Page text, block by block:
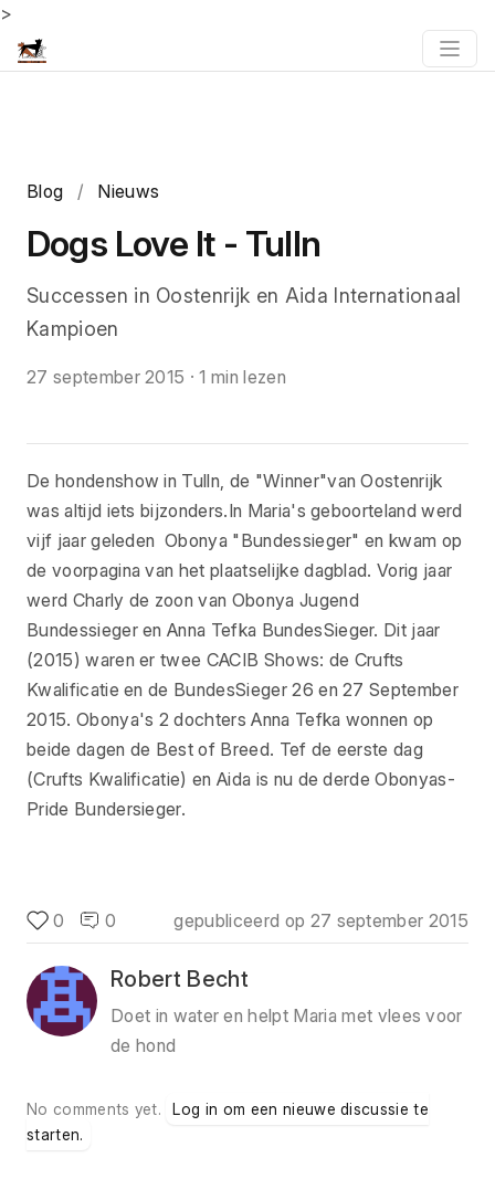
>
Blog / Nieuws
Dogs Love It - Tulln
Successen in Oostenrijk en Aida Internationaal
Kampioen
27 september 2015 ·1 min lezen
De hondenshow in Tulln, de "Winner"van Oostenrijk
was altijd iets bijzonders.In Maria's geboorteland werd
vijf jaar geleden Obonya "Bundessieger" en kwam op
de voorpagina van het plaatselijke dagblad. Vorig jaar
werd Charly de zoon van Obonya Jugend
Bundessieger en Anna Tefka BundesSieger. Dit jaar
(2015) waren er twee CACIB Shows: de Crufts
Kwalificatie en de BundesSieger 26 en 27 September
2015. Obonya's 2 dochters Anna Tefka wonnen op
beide dagen de Best of Breed. Tef de eerste dag
(Crufts Kwalificatie) en Aida is nu de derde Obonyas-
Pride Bundersieger.
0 0 gepubliceerd op 27 september 2015
Robert Becht
Doet in water en helpt Maria met vlees voor
de hond
No comments yet.
Log in om een nieuwe discussie te
starten.